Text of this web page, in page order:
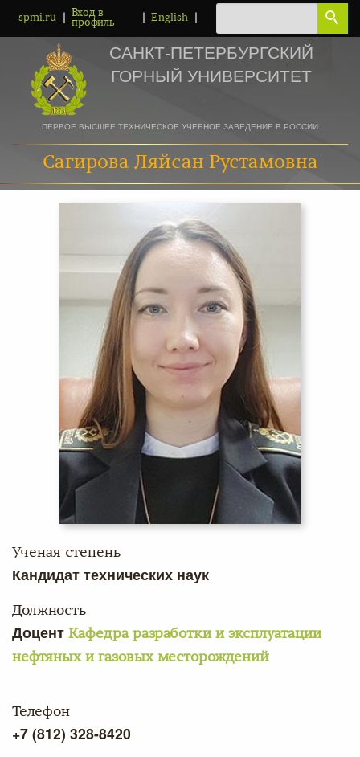
spmi.ru
Вход в
профиль
English
САНКТ-ПЕТЕРБУРГСКИЙ
ГОРНЫЙ УНИВЕРСИТЕТ
ПЕРВОЕ ВЫСШЕЕ ТЕХНИЧЕСКОЕ УЧЕБНОЕ ЗАВЕДЕНИЕ В РОССИИ
Сагирова Ляйсан Рустамовна
Ученая степень
Кандидат технических наук
Должность
Доцент Кафедра разработки и эксплуатации
нефтяных и газовых месторождений
Телефон
+7 (812) 328-8420